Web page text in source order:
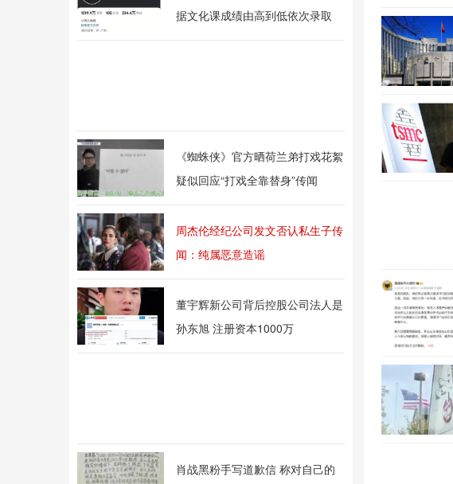
据文化课成绩由高到低依次录取
《蜘蛛侠》官方晒荷兰弟打戏花絮
疑似回应“打戏全靠替身”传闻
周杰伦经纪公司发文否认私生子传
闻：纯属恶意造谣
董宇辉新公司背后控股公司法人是
孙东旭 注册资本1000万
肖战黑粉手写道歉信 称对自己的